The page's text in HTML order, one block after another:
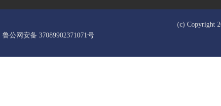
(c) Copyright
鲁公网安备 37089902371071号